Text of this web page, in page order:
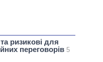
ризикові для
переговорів 5